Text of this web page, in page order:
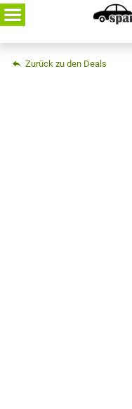
Skip
to
content
Zurück zu den Deals